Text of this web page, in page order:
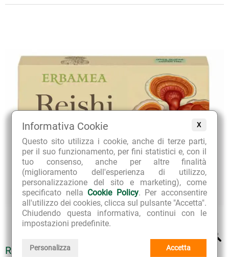
X
Informativa Cookie
Questo sito utilizza i cookie, anche di terze parti,
per il suo funzionamento, per fini statistici e, con il
tuo consenso, anche per altre finalità
(miglioramento dell'esperienza di utilizzo,
personalizzazione del sito e marketing), come
specificato nella Cookie Policy. Per acconsentire
all'utilizzo dei cookies, clicca sul pulsante "Accetta".
Chiudendo questa informativa, continui con le
impostazioni predefinite.
Personalizza Accetta
REISHI CAPSULE VEGETALI